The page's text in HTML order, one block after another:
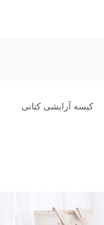
کیسه آرایشی کتانی